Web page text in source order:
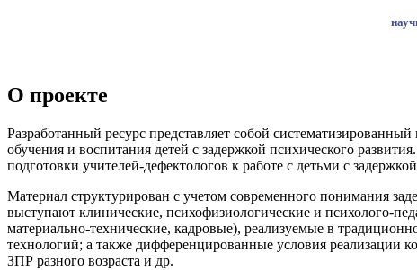
О проекте
Разработанный ресурс представляет собой
обучения и воспитания детей с задержкой психического
подготовки учителей-дефектологов к работе с детьми с
Материал структурирован с учетом современного понимания
выступают клинические, психофизиологические и психолого-
материально-технические, кадровые), реализуемые в
технологий; а также дифференцированные условия реализации
ЗПР разного возраста и др.